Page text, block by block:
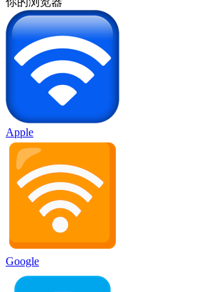
Apple
Google